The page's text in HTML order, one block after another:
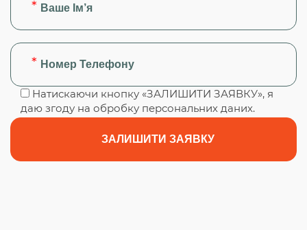
Натискаючи кнопку «ЗАЛИШИТИ ЗАЯВКУ», я
даю згоду на обробку персональних даних.